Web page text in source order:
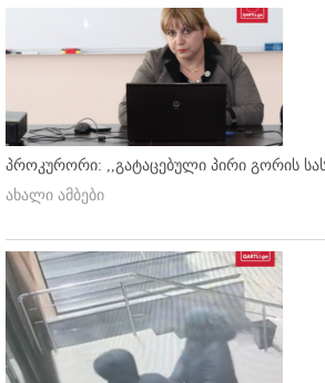
პროკურორი: ,,გატაცებული პირი გორის
ახალი ამბები